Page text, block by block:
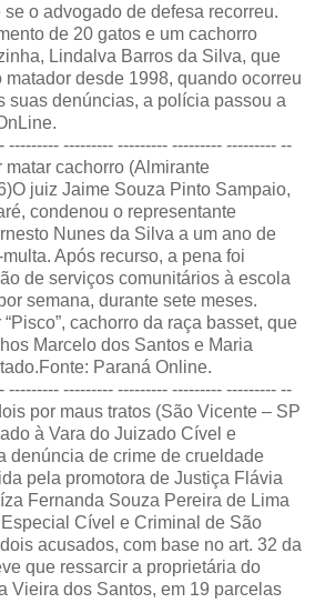
o advogado de defesa recorreu.
de 20 gatos e um cachorro
Lindalva Barros da Silva, que
desde 1998, quando ocorreu
suas denúncias, a polícia passou a
--------- --------- --------- --------- --------- --
cachorro (Almirante
juiz Jaime Souza Pinto Sampaio,
condenou o representante
Nunes da Silva a um ano de
Após recurso, a pena foi
de serviços comunitários à escola
semana, durante sete meses.
cachorro da raça basset, que
Marcelo dos Santos e Maria
Paraná Online.
--------- --------- --------- --------- --------- --
por maus tratos (São Vicente – SP
à Vara do Juizado Cível e
denúncia de crime de crueldade
pela promotora de Justiça Flávia
Fernanda Souza Pereira de Lima
Cível e Criminal de São
acusados, com base no art. 32 da
que ressarcir a proprietária do
Vieira dos Santos, em 19 parcelas